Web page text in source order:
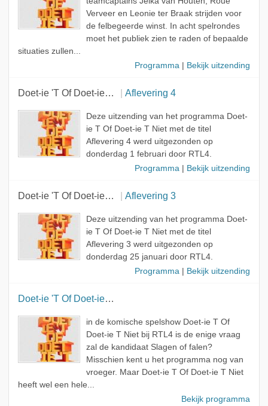
Verveer en Leonie ter Braak strijden voor
de felbegeerde winst. In acht spelrondes
moet het publiek zien te raden of bepaalde
situaties zullen...
Programma
Bekijk uitzending
Doet-ie 'T Of Doet-ie 'T Niet Aflevering 4
Deze uitzending van het programma Doet-
ie T Of Doet-ie T Niet met de titel
Aflevering 4 werd uitgezonden op
donderdag 1 februari door RTL4.
Programma
Bekijk uitzending
Doet-ie 'T Of Doet-ie 'T Niet Aflevering 3
Deze uitzending van het programma Doet-
ie T Of Doet-ie T Niet met de titel
Aflevering 3 werd uitgezonden op
donderdag 25 januari door RTL4.
Programma
Bekijk uitzending
Doet-ie 'T Of Doet-ie 'T Niet
in de komische spelshow Doet-ie T Of
Doet-ie T Niet bij RTL4 is de enige vraag
zal de kandidaat Slagen of falen?
Misschien kent u het programma nog van
vroeger. Maar Doet-ie T Of Doet-ie T Niet
heeft wel een hele...
Bekijk programma